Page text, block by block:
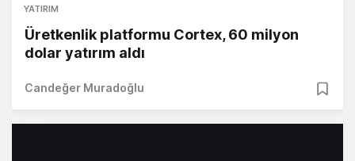
YATIRIM
Üretkenlik platformu Cortex, 60 milyon
dolar yatırım aldı
Candeğer Muradoğlu